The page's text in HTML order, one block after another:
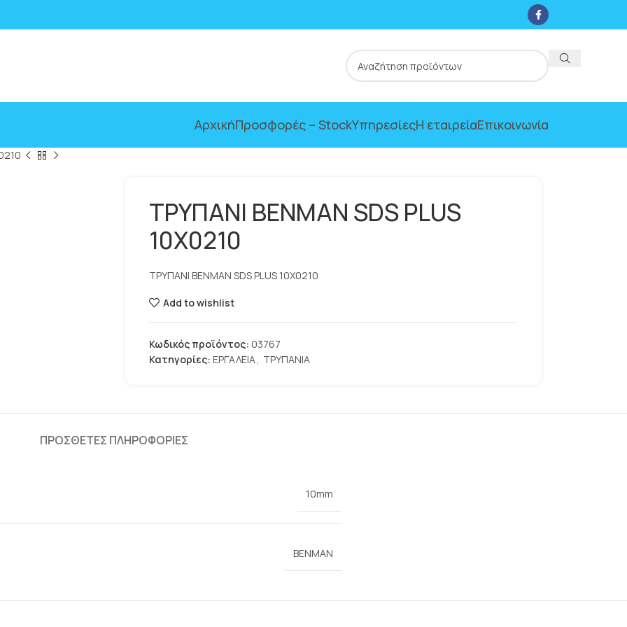
ΑρχικήΠροσφορές – StockΥπηρεσίεςΗ εταιρείαΕπικοινωνία
ΤΡΥΠΑΝΙ BENMAN SDS PLUS
10X0210
ΤΡΥΠΑΝΙ BENMAN SDS PLUS 10X0210
Add to wishlist
Κωδικός προϊόντος: 03767
Κατηγορίες: ΕΡΓΑΛΕΙΑ, ΤΡΥΠΑΝΙΑ
ΠΡΌΣΘΕΤΕΣ ΠΛΗΡΟΦΟΡΊΕΣ
10mm
BENMAN